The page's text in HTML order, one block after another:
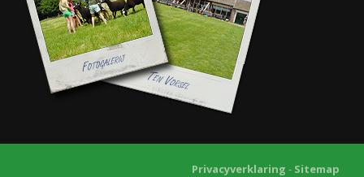
Privacyverklaring - Sitemap